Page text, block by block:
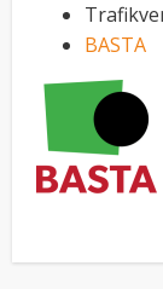
BASTA